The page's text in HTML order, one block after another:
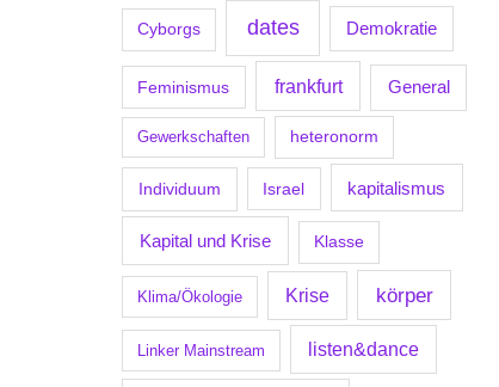
Cyborgs dates Demokratie
Feminismus frankfurt General
Gewerkschaften heteronorm
Individuum Israel kapitalismus
Kapital und Krise Klasse
Klima/Ökologie Krise körper
Linker Mainstream listen&dance